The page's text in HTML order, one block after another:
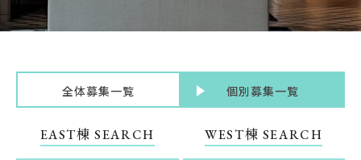
全体募集一覧 個別募集一覧
EAST棟 SEARCH WEST棟 SEARCH